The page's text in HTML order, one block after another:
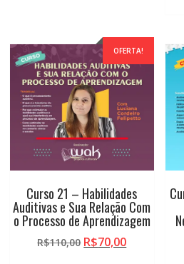
OFERTA!
Curso 21 – Habilidades
Auditivas e Sua Relação Com
o Processo de Aprendizagem
R$110,00 O
R$70,00O